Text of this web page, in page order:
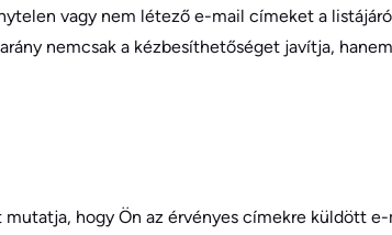
vagy nem létező e-mail címeket a
nemcsak a kézbesíthetőséget javítja,
hogy Ön az érvényes címekre küldött